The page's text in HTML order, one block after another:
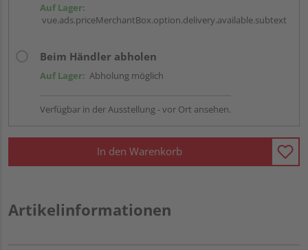
Auf Lager:
vue.ads.priceMerchantBox.option.delivery.available.subtext
Beim Händler abholen
Auf Lager: Abholung möglich
Verfügbar in der Ausstellung - vor Ort ansehen.
In den Warenkorb
Artikelinformationen